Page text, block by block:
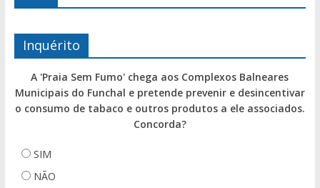
Inquérito
A 'Praia Sem Fumo' chega aos Complexos Balneares
Municipais do Funchal e pretende prevenir e desincentivar
o consumo de tabaco e outros produtos a ele associados.
Concorda?
SIM
NÃO